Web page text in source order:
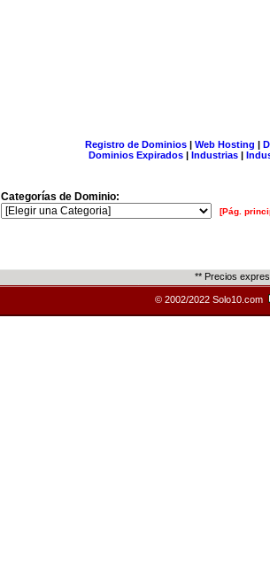
Registro de Dominios| Web Hosting |
Dominios Expirados | Industrias |
Categorías de Dominio:
[Pág.
** Precios
© 2002/2022 Solo10.com